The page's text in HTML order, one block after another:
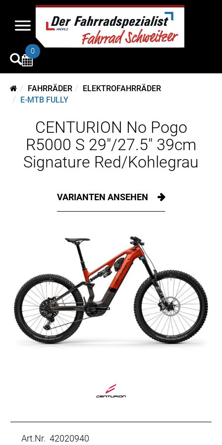
0
FAHRRÄDER
ELEKTROFAHRRÄDER
E-MTB FULLY
CENTURION No Pogo
R5000 S 29"/27.5" 39cm
Signature Red/Kohlegrau
VARIANTEN ANSEHEN
Art.Nr. 42020940